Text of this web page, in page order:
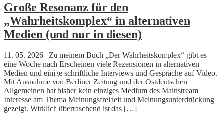
Große Resonanz für den
„Wahrheitskomplex“ in alternativen
Medien (und nur in diesen)
11. 05. 2026 | Zu meinem Buch „Der Wahrheitskomplex“ gibt es
eine Woche nach Erscheinen viele Rezensionen in alternativen
Medien und einige schriftliche Interviews und Gespräche auf Video.
Mit Ausnahme von Berliner Zeitung und der Ostdeutschen
Allgemeinen hat bisher kein einziges Medium des Mainstream
Interesse am Thema Meinungsfreiheit und Meinungsunterdrückung
gezeigt. Wirklich überraschend ist das […]